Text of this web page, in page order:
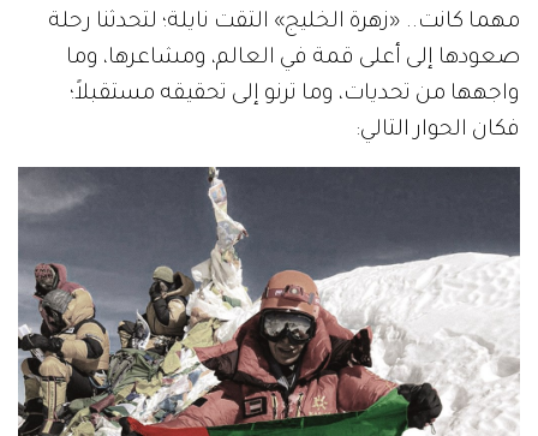
مهما كانت.. «زهرة الخليج» التقت نايلة؛ لتحدثنا رحلة
صعودها إلى أعلى قمة في العالم، ومشاعرها، وما
واجهها من تحديات، وما ترنو إلى تحقيقه مستقبلاً؛
فكان الحوار التالي: